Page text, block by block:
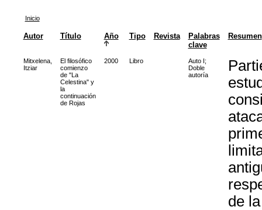
Inicio
Autor Título Año Tipo Revista
Palabras
clave
Resumen
Mitxelena,
Itziar
El filosófico
comienzo
de "La
Celestina" y
la
continuación
de Rojas
2000 Libro Auto I;
Doble
autoría
de